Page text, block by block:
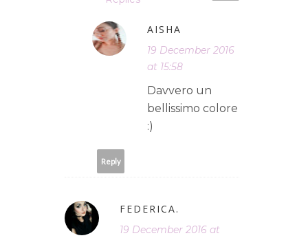
AISHA
19 December 2016
at 15:58
Davvero un
bellissimo colore
:)
Reply
FEDERICA.
19 December 2016 at